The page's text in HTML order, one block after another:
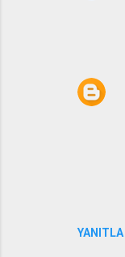
YANITLA